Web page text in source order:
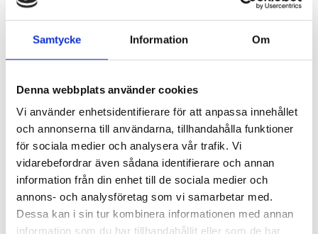
Samtycke Information Om
Denna webbplats använder cookies
Vi använder enhetsidentifierare för att anpassa innehållet
och annonserna till användarna, tillhandahålla funktioner
för sociala medier och analysera vår trafik. Vi
vidarebefordrar även sådana identifierare och annan
information från din enhet till de sociala medier och
annons- och analysföretag som vi samarbetar med.
Dessa kan i sin tur kombinera informationen med annan
information som du har tillhandahållit eller som de har
2 nätter
9850 SEK p.p.